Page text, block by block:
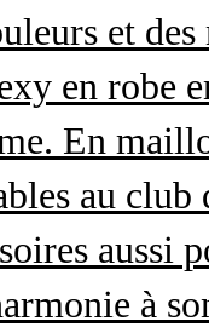
et
en robe
En
au
aussi
à